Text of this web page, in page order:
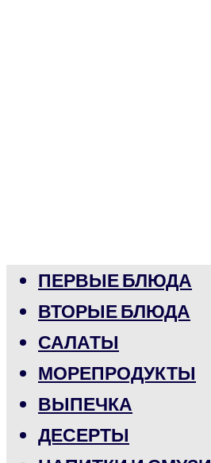
ПЕРВЫЕ БЛЮДА
ВТОРЫЕ БЛЮДА
САЛАТЫ
МОРЕПРОДУКТЫ
ВЫПЕЧКА
ДЕСЕРТЫ